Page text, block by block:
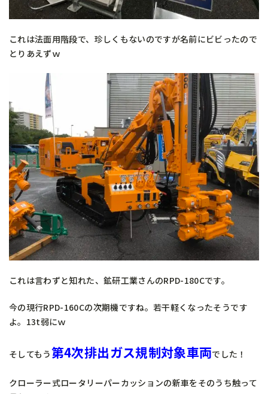
これは法面用階段で、珍しくもないのですが名前にビビったので
とりあえずｗ
これは言わずと知れた、鉱研工業さんのRPD-180Cです。
今の現行RPD-160Cの次期機ですね。若干軽くなったそうです
よ。13t弱にｗ
そしてもう第4次排出ガス規制対象車両でした！
クローラー式ロータリーパーカッションの新車をそのうち触って